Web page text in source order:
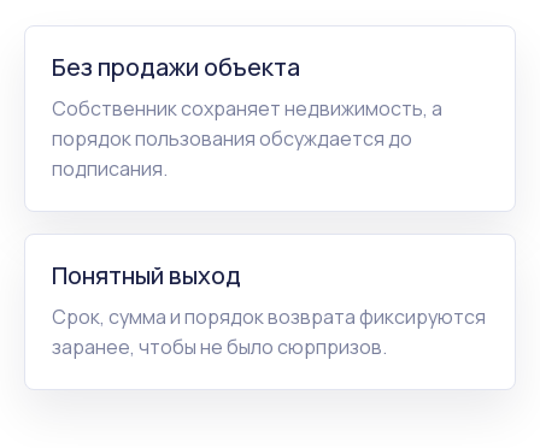
Без продажи объекта
Собственник сохраняет недвижимость, а
порядок пользования обсуждается до
подписания.
Понятный выход
Срок, сумма и порядок возврата фиксируются
заранее, чтобы не было сюрпризов.